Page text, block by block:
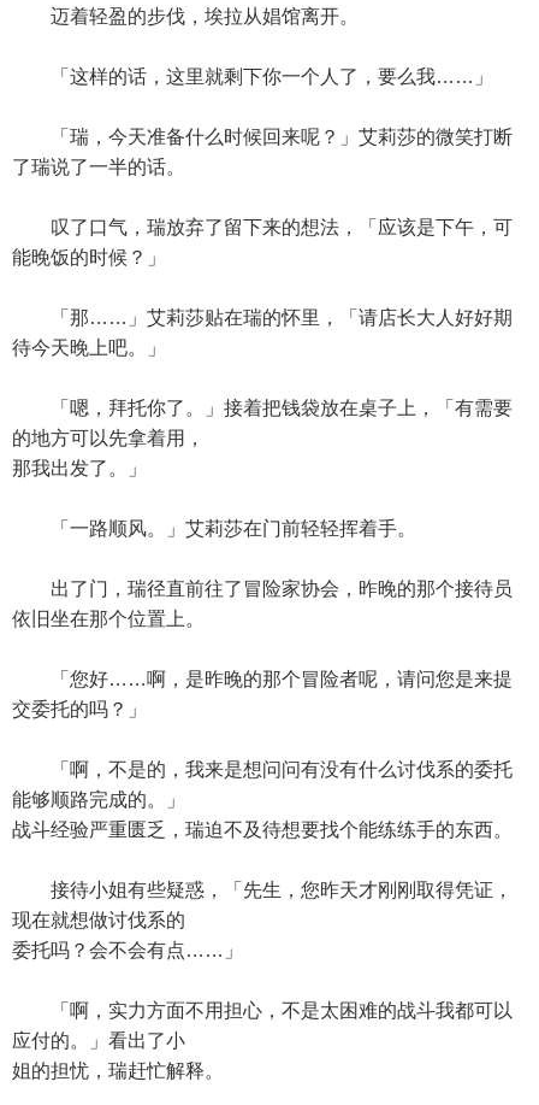
迈着轻盈的步伐，埃拉从娼馆离开。
「这样的话，这里就剩下你一个人了，要么我……」
「瑞，今天准备什么时候回来呢？」艾莉莎的微笑打断
了瑞说了一半的话。
叹了口气，瑞放弃了留下来的想法，「应该是下午，可
能晚饭的时候？」
「那……」艾莉莎贴在瑞的怀里，「请店长大人好好期
待今天晚上吧。」
「嗯，拜托你了。」接着把钱袋放在桌子上，「有需要
的地方可以先拿着用，
那我出发了。」
「一路顺风。」艾莉莎在门前轻轻挥着手。
出了门，瑞径直前往了冒险家协会，昨晚的那个接待员
依旧坐在那个位置上。
「您好……啊，是昨晚的那个冒险者呢，请问您是来提
交委托的吗？」
「啊，不是的，我来是想问问有没有什么讨伐系的委托
能够顺路完成的。」
战斗经验严重匮乏，瑞迫不及待想要找个能练练手的东西。
接待小姐有些疑惑，「先生，您昨天才刚刚取得凭证，
现在就想做讨伐系的
委托吗？会不会有点……」
「啊，实力方面不用担心，不是太困难的战斗我都可以
应付的。」看出了小
姐的担忧，瑞赶忙解释。